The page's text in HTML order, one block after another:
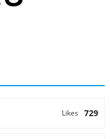
729
Likes